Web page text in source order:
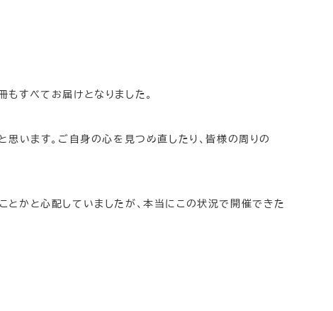
すべてお届けとなりました。
います。ご自身の心を見つめ直したり、皆様の周りの
とかと心配していましたが、本当にこの状況で開催できた